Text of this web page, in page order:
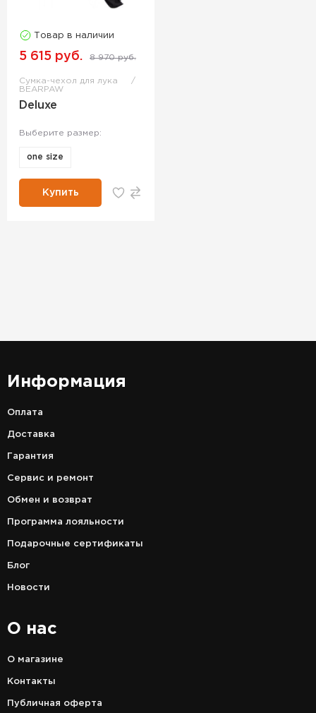
Товар в наличии
5 615 руб. 8 970 руб.
Сумка-чехол для лука
BEARPAW
Deluxe
Выберите размер:
one size
Купить
Информация
Оплата
Доставка
Гарантия
Сервис и ремонт
Обмен и возврат
Программа лояльности
Подарочные сертификаты
Блог
Новости
О нас
О магазине
Контакты
Публичная оферта